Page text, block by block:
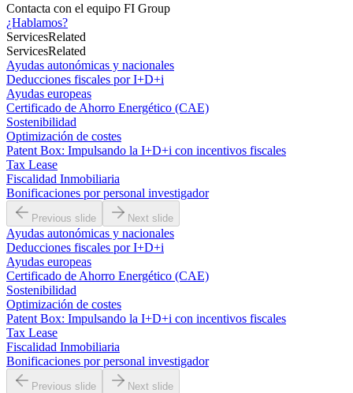
Contacta con el equipo FI Group
¿Hablamos?
ServicesRelated
ServicesRelated
Ayudas autonómicas y nacionales
Deducciones fiscales por I+D+i
Ayudas europeas
Certificado de Ahorro Energético (CAE)
Sostenibilidad
Optimización de costes
Patent Box: Impulsando la I+D+i con incentivos fiscales
Tax Lease
Fiscalidad Inmobiliaria
Bonificaciones por personal investigador
Previous slide Next slide
Ayudas autonómicas y nacionales
Deducciones fiscales por I+D+i
Ayudas europeas
Certificado de Ahorro Energético (CAE)
Sostenibilidad
Optimización de costes
Patent Box: Impulsando la I+D+i con incentivos fiscales
Tax Lease
Fiscalidad Inmobiliaria
Bonificaciones por personal investigador
Previous slide Next slide